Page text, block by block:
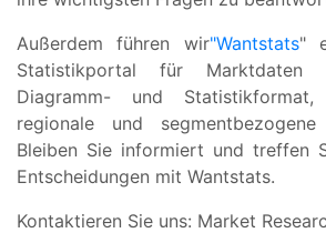
Außerdem führen wir"Wantstats"
Statistikportal für Marktdaten
Diagramm- und
regionale und
Bleiben Sie informiert und treffen
Entscheidungen mit Wantstats.
Kontaktieren Sie uns: Market